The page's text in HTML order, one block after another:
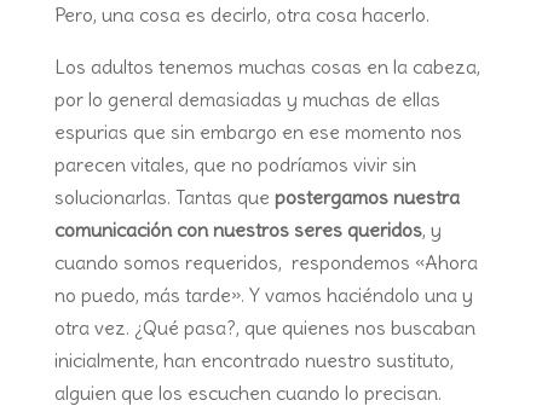
Pero, una cosa es decirlo, otra cosa hacerlo.
Los adultos tenemos muchas cosas en la cabeza,
por lo general demasiadas y muchas de ellas
espurias que sin embargo en ese momento nos
parecen vitales, que no podríamos vivir sin
solucionarlas. Tantas que postergamos nuestra
comunicación con nuestros seres queridos, y
cuando somos requeridos, respondemos «Ahora
no puedo, más tarde». Y vamos haciéndolo una y
otra vez. ¿Qué pasa?, que quienes nos buscaban
inicialmente, han encontrado nuestro sustituto,
alguien que los escuchen cuando lo precisan.